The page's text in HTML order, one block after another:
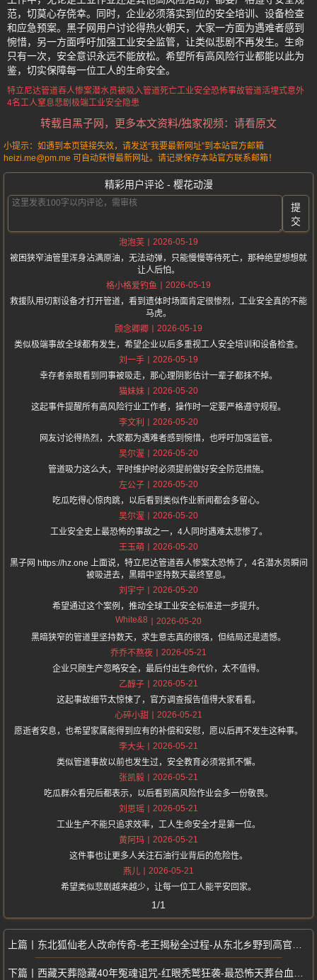
范，切莫心存侥幸。同时，企业必须落实到位的安全培训、设备检查
和应急预案。黑子网用户讨论得热火朝天，大家一方面为遇难者感到
惋惜，另一方面呼吁加强工业安全监管，让类似悲剧不再发生。生命
只有一次，安全意识永远不能放松。希望所有高风险行业都能以此为
鉴，切实保障每一位工人的生命安全。
特立尼达管道吞人惨案潜水员被吸入管道死亡工业安全恐怖事故管道活埋式意外
4名工人窒息悲剧 极端工业安全隐患
转载自黑子网，更多本文资料/独家视频：请看原文
小提示：如遇到本页链接失效，请发送“我要最新网址”到本站官方邮箱
heizi.me@pm.me 可自动获得最新网址。请记录保存本站官方联系邮箱！
精彩用户评论 - 樱花动漫
提
交
泡泡芙
2026-05-19
被困狭窄油管里浑身沾满原油，无法动弹，只能慢慢等待死亡，那种绝望想想就
让人后怕。
格小格爱钓鱼
2026-05-19
救援队用切割设备才打开管道，看到遗体时场面肯定很惨烈，工业安全真的不能
马虎。
顾念卿卿
2026-05-19
类似极端事故全球都有发生，希望企业以后多重视工人安全培训和设备检查。
刘一手
2026-05-19
幸存者亲眼看到同事被吸走，那心理阴影估计一辈子都抹不掉。
猫妹妹
2026-05-20
这起事件提醒所有高风险行业工作者，操作时一定要严格遵守规程。
李文利
2026-05-20
网友讨论得热烈，大家都为遇难者感到惋惜，也呼吁加强监管。
吴尔渥
2026-05-20
管道吸力这么大，平时维护时必须提前做好安全防范措施。
左公子
2026-05-20
吃瓜吃得心惊肉跳，以后看到类似作业新闻都会多留心。
吴尔渥
2026-05-20
工业安全史上最恐怖的事故之一，4人同时遇难太悲惨了。
王玉萌
2026-05-20
黑子网 https://hz.one 上面说，特立尼达管道吞人惨案太恐怖了，4名潜水员瞬间
被吸进去，黑暗中坚持数天最终窒息。
刘宇宁
2026-05-20
希望通过这个案例，推动全球工业安全标准进一步提升。
White&8
2026-05-20
黑暗狭窄的管道里坚持数天，求生意志真的很强，但结局还是遗憾。
乔乔不熬夜
2026-05-21
企业只顾生产忽略安全，最后付出生命代价，太不值得。
乙醇子
2026-05-21
这起事故细节太惊悚了，官方调查报告值得大家看看。
心碎小甜
2026-05-21
愿逝者安息，也希望家属能得到应有的补偿和安慰，愿以后再不发生这种事。
李大头
2026-05-21
类似管道事故以前也发生过，安全教育必须常抓不懈。
张凯毅
2026-05-21
吃瓜群众看完后都表示，以后看到高风险作业会多一份敬畏。
刘思瑶
2026-05-21
工业生产不能只追求效率，工人生命安全才是第一位。
黄阿玛
2026-05-21
这件事也让更多人关注石油行业背后的危险性。
燕儿
2026-05-21
希望类似悲剧越来越少，让每一位工人能平安回家。
1/1
东北狐仙老人改命传奇-老王揭秘全过程-从东北乡野到高官座上宾
西藏天葬隐藏40年冤魂诅咒-红眼秃鹫狂袭-最恐怖天葬台血多傑事件内幕